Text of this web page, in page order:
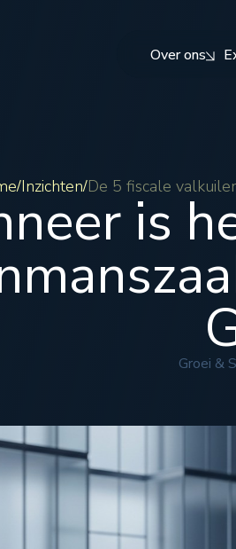
/Inzichten/De 5 fiscale
is
Groei &
Over ons